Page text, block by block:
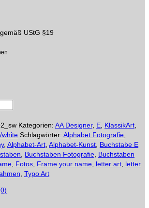
UStG §19
Kategorien: AA Designer, E KlassikArt
white Schlagwörter: Alphabet Fotografie
, Alphabet-Art Alphabet-Kunst Buchstabe E
Buchstaben Fotografie Buchstaben
Fotos Frame your name letter art letter
Typo Art